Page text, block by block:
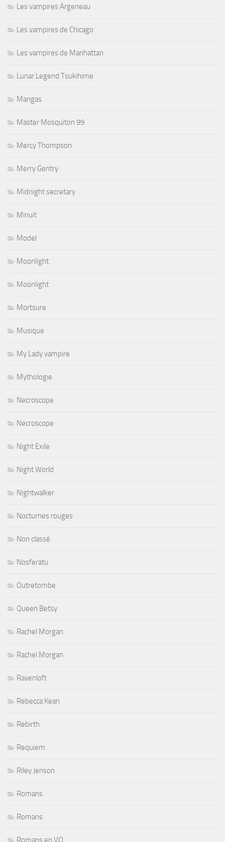
Les vampires Argeneau
Les vampires de Chicago
Les vampires de Manhattan
Lunar Legend Tsukihime
Mangas
Master Mosquiton 99
Mercy Thompson
Merry Gentry
Midnight secretary
Minuit
Model
Moonlight
Moonlight
Mortsure
Musique
My Lady vampire
Mythologie
Necroscope
Necroscope
Night Exile
Night World
Nightwalker
Nocturnes rouges
Non classé
Nosferatu
Outretombe
Queen Betsy
Rachel Morgan
Rachel Morgan
Ravenloft
Rebecca Kean
Rebirth
Requiem
Riley Jenson
Romans
Romans
Romans en VO